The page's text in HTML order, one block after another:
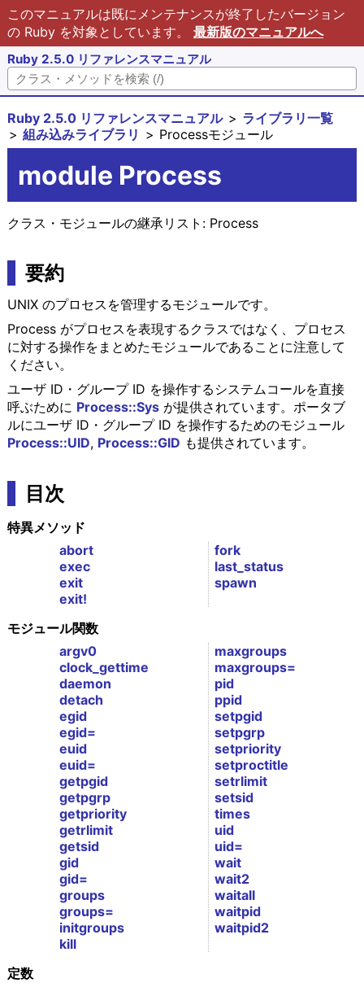
このマニュアルは既にメンテナンスが終了したバージョン
の Ruby を対象としています。 最新版のマニュアルへ
Ruby 2.5.0 リファレンスマニュアル
Ruby 2.5.0 リファレンスマニュアル
ライブラリ一覧
組み込みライブラリ
Processモジュール
module Process
クラス・モジュールの継承リスト: Process
要約
UNIX のプロセスを管理するモジュールです。
Process がプロセスを表現するクラスではなく、プロセス
に対する操作をまとめたモジュールであることに注意して
ください。
ユーザ ID・グループ ID を操作するシステムコールを直接
呼ぶために Process::Sysが提供されています。ポータブ
ルにユーザ ID・グループ ID を操作するためのモジュール
Process::UID, Process::GID も提供されています。
目次
特異メソッド
abort
exec
exit
exit!
fork
last_status
spawn
モジュール関数
argv0
clock_gettime
daemon
detach
egid
egid=
euid
euid=
getpgid
getpgrp
getpriority
getrlimit
getsid
gid
gid=
groups
groups=
initgroups
kill
maxgroups
maxgroups=
pid
ppid
setpgid
setpgrp
setpriority
setproctitle
setrlimit
setsid
times
uid
uid=
wait
wait2
waitall
waitpid
waitpid2
定数